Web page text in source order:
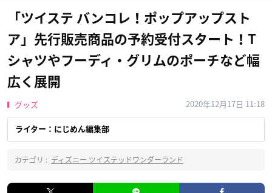
「ツイステ バンコレ！ポップアップスト
ア」先行販売商品の予約受付スタート！T
シャツやフーディ・グリムのポーチなど幅
広く展開
グッズ 2020年12月17日 11:18
ライター：にじめん編集部
カテゴリ : ディズニー ツイステッドワンダーランド